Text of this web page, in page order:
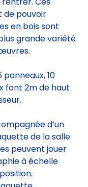
10
font 2m de haut
de la salle
peuvent jouer
à échelle
le travail de
les collégiens.